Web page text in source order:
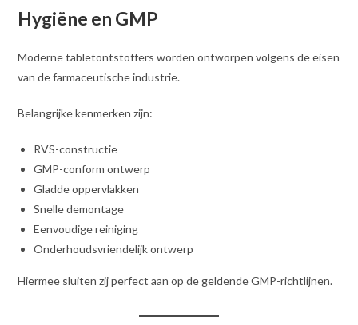
Hygiëne en GMP
Moderne tabletontstoffers worden ontworpen volgens de eisen
van de farmaceutische industrie.
Belangrijke kenmerken zijn:
RVS-constructie
GMP-conform ontwerp
Gladde oppervlakken
Snelle demontage
Eenvoudige reiniging
Onderhoudsvriendelijk ontwerp
Hiermee sluiten zij perfect aan op de geldende GMP-richtlijnen.